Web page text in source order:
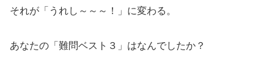
それが「うれし～～～！」に変わる。
あなたの「難問ベスト３」はなんでしたか？